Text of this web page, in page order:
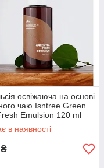
освіжаюча на основі
чаю Isntree Green
Emulsion 120 ml
в наявності
₴